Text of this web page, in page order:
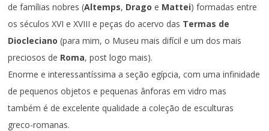
de famílias nobres (Altemps, Dragoe Mattei) formadas entre
os séculos XVI e XVIII e peças do acervo das Termas de
Diocleciano (para mim, o Museu mais difícil e um dos mais
preciosos de Roma, post logo mais).
Enorme e interessantíssima a seção egípcia, com uma infinidade
de pequenos objetos e pequenas ânforas em vidro mas
também é de excelente qualidade a coleção de esculturas
greco-romanas.